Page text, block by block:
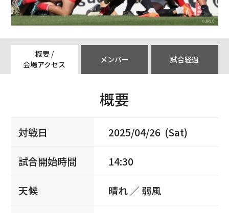
概要 /
会場アクセス
メンバー 試合経過
概要
対戦日 2025/04/26 (Sat)
試合開始時間 14:30
天候 晴れ ／ 弱風